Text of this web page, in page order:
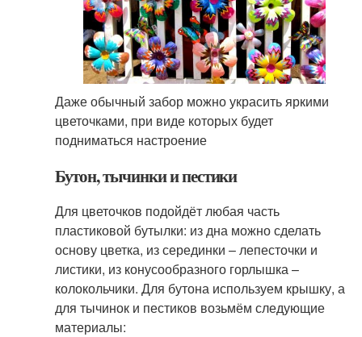
Даже обычный забор можно украсить яркими
цветочками, при виде которых будет
подниматься настроение
Бутон, тычинки и пестики
Для цветочков подойдёт любая часть
пластиковой бутылки: из дна можно сделать
основу цветка, из серединки – лепесточки и
листики, из конусообразного горлышка –
колокольчики. Для бутона используем крышку, а
для тычинок и пестиков возьмём следующие
материалы: